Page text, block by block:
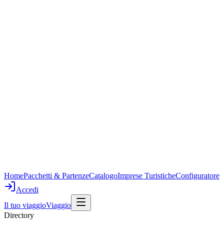
HomePacchetti & PartenzeCatalogoImprese TuristicheConfiguratore
Accedi
Il tuo viaggioViaggio
Directory